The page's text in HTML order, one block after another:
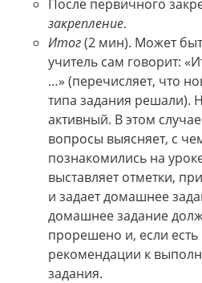
После первичного
закрепление.
Итог(2 мин). Может
учитель сам говорит:
…» (перечисляет, что
типа задания решали).
активный. В этом
вопросы выясняет, с
познакомились на
выставляет отметки,
и задает домашнее
домашнее задание
прорешено и, если
рекомендации к
задания.